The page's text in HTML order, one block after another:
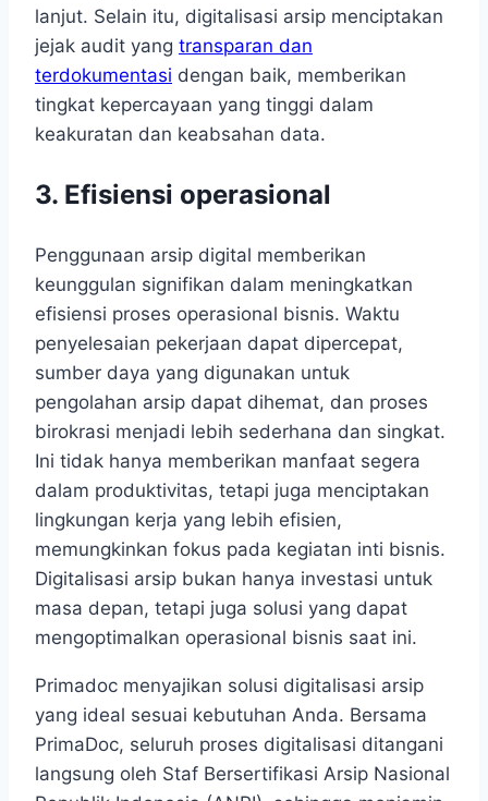
lanjut. Selain itu, digitalisasi arsip menciptakan
jejak audit yang transparan dan
terdokumentasi dengan baik, memberikan
tingkat kepercayaan yang tinggi dalam
keakuratan dan keabsahan data.
3. Efisiensi operasional
Penggunaan arsip digital memberikan
keunggulan signifikan dalam meningkatkan
efisiensi proses operasional bisnis. Waktu
penyelesaian pekerjaan dapat dipercepat,
sumber daya yang digunakan untuk
pengolahan arsip dapat dihemat, dan proses
birokrasi menjadi lebih sederhana dan singkat.
Ini tidak hanya memberikan manfaat segera
dalam produktivitas, tetapi juga menciptakan
lingkungan kerja yang lebih efisien,
memungkinkan fokus pada kegiatan inti bisnis.
Digitalisasi arsip bukan hanya investasi untuk
masa depan, tetapi juga solusi yang dapat
mengoptimalkan operasional bisnis saat ini.
Primadoc menyajikan solusi digitalisasi arsip
yang ideal sesuai kebutuhan Anda. Bersama
PrimaDoc, seluruh proses digitalisasi ditangani
langsung oleh Staf Bersertifikasi Arsip Nasional